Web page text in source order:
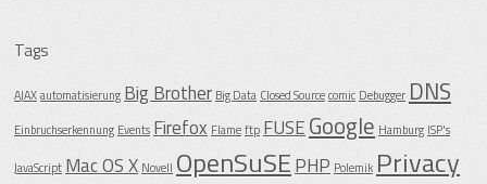
Tags
AJAXautomatisierung Big Brother Big Data Closed Sourcecomic Debugger DNS
Einbruchserkennung Events Firefox Flameftp FUSEGoogle Hamburg ISP's
JavaScript Mac OS X Novell OpenSuSEPHP Polemik Privacy